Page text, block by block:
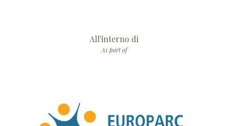
All'interno di
As part of